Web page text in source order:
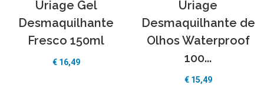
Uriage Gel
Desmaquilhante
Fresco 150ml
€ 16,49
Uriage
Desmaquilhante de
Olhos Waterproof
100...
€ 15,49